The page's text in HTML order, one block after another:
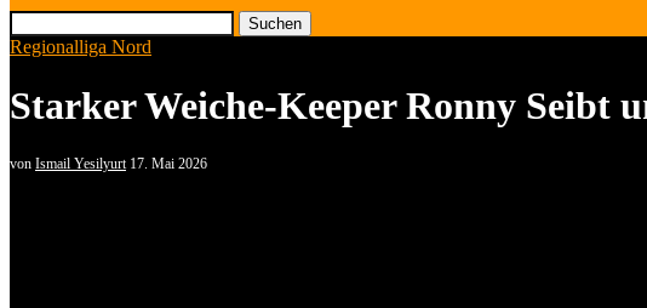
Suchen
Regionalliga Nord
Starker Weiche-Keeper Ronny Seibt
von Ismail Yesilyurt 17. Mai 2026